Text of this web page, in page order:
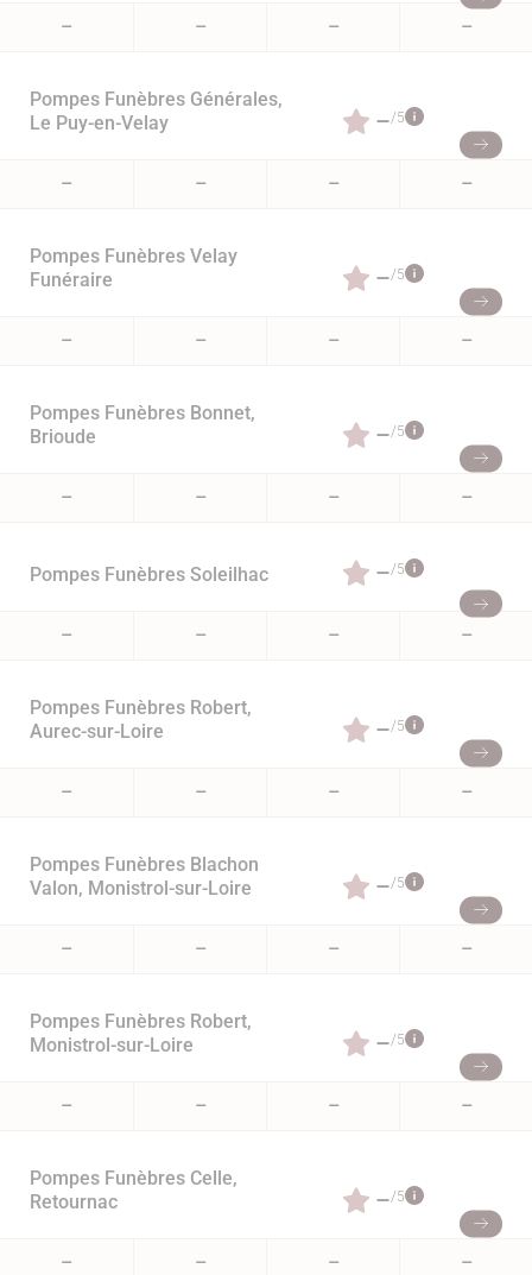
– – – –
Pompes Funèbres Générales,
Le Puy-en-Velay
–/5
– – – –
Pompes Funèbres Velay
Funéraire
–/5
– – – –
Pompes Funèbres Bonnet,
Brioude
–/5
– – – –
Pompes Funèbres Soleilhac –/5
– – – –
Pompes Funèbres Robert,
Aurec-sur-Loire
–/5
– – – –
Pompes Funèbres Blachon
Valon, Monistrol-sur-Loire
–/5
– – – –
Pompes Funèbres Robert,
Monistrol-sur-Loire
–/5
– – – –
Pompes Funèbres Celle,
Retournac
–/5
– – – –